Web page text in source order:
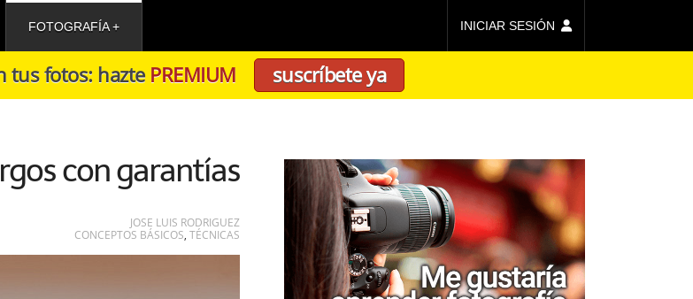
FOTOGRAFÍA INICIAR SESIÓN
tus fotos: hazte PREMIUM suscríbete ya
con garantías
JOSE LUIS RODRIGUEZ
CONCEPTOS BÁSICOS, TÉCNICAS